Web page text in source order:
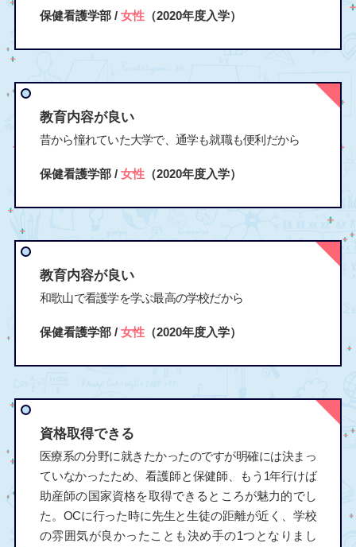
保健看護学部 / 女性（2020年度入学）
教育内容が良い
昔から憧れていた大学で、通学も就職も便利だから
保健看護学部 / 女性（2020年度入学）
教育内容が良い
和歌山で看護学を学ぶ最高の学校だから
保健看護学部 / 女性（2020年度入学）
資格取得できる
医療系の分野に就きたかったのですが明確には決まっ
ていなかったため、看護師と保健師、もう1年行けば
助産師の国家資格を取得できるところが魅力的でし
た。OCに行った時に先生と生徒の距離が近く、学校
の雰囲気が良かったことも決め手の1つとなりまし